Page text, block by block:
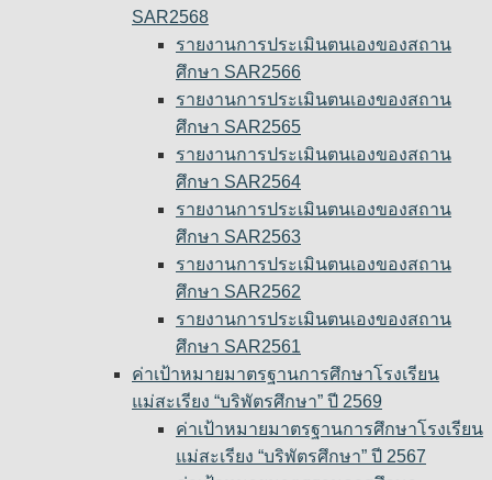
SAR2568
รายงานการประเมินตนเองของสถาน
ศึกษา SAR2566
รายงานการประเมินตนเองของสถาน
ศึกษา SAR2565
รายงานการประเมินตนเองของสถาน
ศึกษา SAR2564
รายงานการประเมินตนเองของสถาน
ศึกษา SAR2563
รายงานการประเมินตนเองของสถาน
ศึกษา SAR2562
รายงานการประเมินตนเองของสถาน
ศึกษา SAR2561
ค่าเป้าหมายมาตรฐานการศึกษาโรงเรียน
แม่สะเรียง “บริพัตรศึกษา” ปี 2569
ค่าเป้าหมายมาตรฐานการศึกษาโรงเรียน
แม่สะเรียง “บริพัตรศึกษา” ปี 2567